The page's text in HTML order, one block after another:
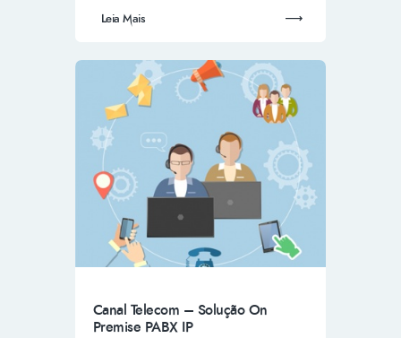
Leia Mais
Canal Telecom – Solução On
Premise PABX IP